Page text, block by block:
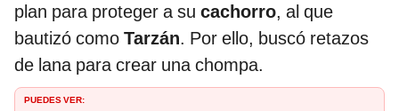
plan para proteger a su cachorro, al que
bautizó como Tarzán. Por ello, buscó retazos
de lana para crear una chompa.
PUEDES VER: